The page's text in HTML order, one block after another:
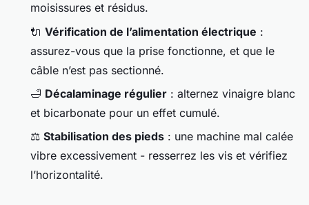
moisissures et résidus.
🔌 Vérification de l’alimentation électrique :
assurez-vous que la prise fonctionne, et que le
câble n’est pas sectionné.
🛁 Décalaminage régulier : alternez vinaigre blanc
et bicarbonate pour un effet cumulé.
⚖️ Stabilisation des pieds : une machine mal calée
vibre excessivement - resserrez les vis et vérifiez
l’horizontalité.